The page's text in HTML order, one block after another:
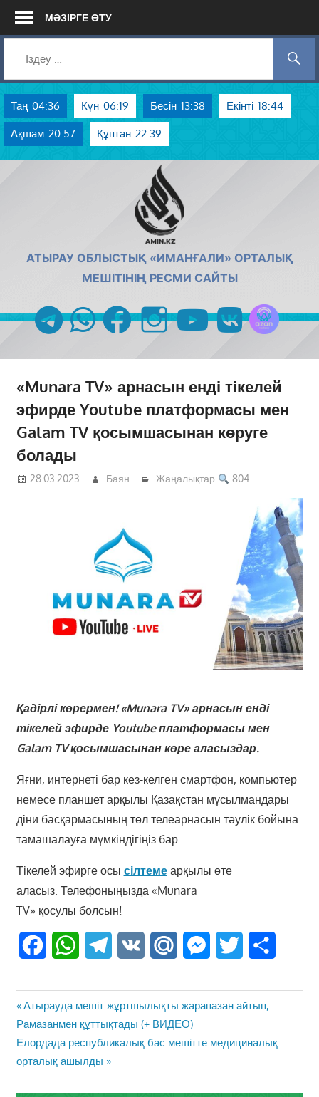
Skip
МӘЗІРГЕ ӨТУ
Таң 04:36 Күн 06:19 Бесін 13:38 Екінті 18:44
Ақшам 20:57 Құптан 22:39
АТЫРАУ ОБЛЫСТЫҚ «ИМАНҒАЛИ» ОРТАЛЫҚ
МЕШІТІНІҢ РЕСМИ САЙТЫ
telegramwhatsappfacebookinstagramyoutubevk
«Munara TV» арнасын енді тікелей
эфирде Youtube платформасы мен
Galam TV қосымшасынан көруге
болады
28.03.2023 Баян Жаңалықтар 804
Қадірлі көрермен! «Munara TV» арнасын енді
тікелей эфирде Youtube платформасы мен
Galam TV қосымшасынан көре аласыздар.
Яғни, интернеті бар кез-келген смартфон, компьютер
немесе планшет арқылы Қазақстан мұсылмандары
діни басқармасының төл телеарнасын тәулік бойына
тамашалауға мүмкіндігіңіз бар.
Тікелей эфирге осы сілтемеарқылы өте
аласыз. Телефоныңызда «Munara
TV» қосулы болсын!
FacebookWhatsAppTelegram
VK Mail.Ru Messenger
Twitter
Жазба
навигациясы
Previous
Post:
Атырауда мешіт жұртшылықты жарапазан айтып,
Рамазанмен құттықтады (+ ВИДЕО)
Next
Post:
Елордада республикалық бас мешітте медициналық
орталық ашылды